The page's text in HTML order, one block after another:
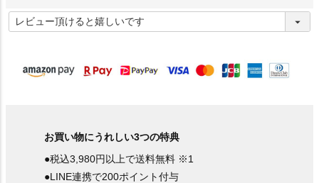
必
須
お買い物にうれしい3つの特典
●税込3,980円以上で送料無料 ※1
●LINE連携で200ポイント付与